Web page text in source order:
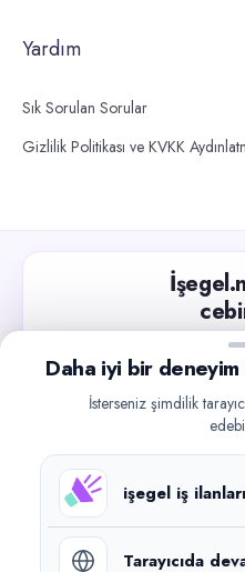
Yardım
Sık Sorulan Sorular
Gizlilik Politikası ve KVKK
Güncel iş ilanlarını
©2026işegel.net.
Daha iyi bir deneyim
İsterseniz şimdilik
işegel iş ilanları
Tarayıcıda